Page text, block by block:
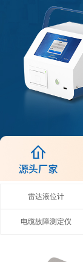
雷达液位计
电缆故障测定仪